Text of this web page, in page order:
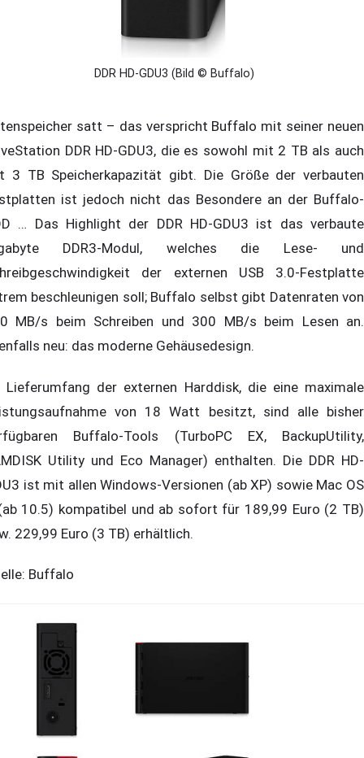
DDR HD-GDU3 (Bild © Buffalo)
satt – das verspricht Buffalo mit seiner neuen
DDR HD-GDU3, die es sowohl mit 2 TB als auch
3 TB Speicherkapazität gibt. Die Größe der verbauten
ist jedoch nicht das Besondere an der Buffalo-
… Das Highlight der DDR HD-GDU3 ist das verbaute
DDR3-Modul, welches die Lese- und
der externen USB 3.0-Festplatte
beschleunigen soll; Buffalo selbst gibt Datenraten von
MB/s beim Schreiben und 300 MB/s beim Lesen an.
neu: das moderne Gehäusedesign.
Lieferumfang der externen Harddisk, die eine maximale
von 18 Watt besitzt, sind alle bisher
Buffalo-Tools (TurboPC EX, BackupUtility,
Utility und Eco Manager) enthalten. Die DDR HD-
ist mit allen Windows-Versionen (ab XP) sowie Mac OS
10.5) kompatibel und ab sofort für 189,99 Euro (2 TB)
229,99 Euro (3 TB) erhältlich.
Buffalo